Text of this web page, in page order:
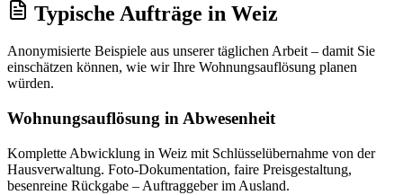
Typische Aufträge in Weiz
Anonymisierte Beispiele aus unserer täglichen Arbeit – damit Sie
einschätzen können, wie wir Ihre Wohnungsauflösung planen
würden.
Wohnungsauflösung in Abwesenheit
Komplette Abwicklung in Weiz mit Schlüsselübernahme von der
Hausverwaltung. Foto-Dokumentation, faire Preisgestaltung,
besenreine Rückgabe – Auftraggeber im Ausland.